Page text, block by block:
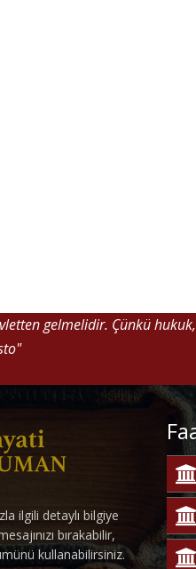
gelmelidir. Çünkü
ilgili detaylı bilgiye
bırakabilir,
kullanabilirsiniz.